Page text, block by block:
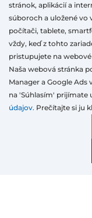
Trojskloje
konstrukce
tabule
zajišťují úsporu
Paket s
oken bez obav o
Čtyřsklo je
možným
pokryta
argonem nebo
Je třeba si
stránok, aplikácií a
súboroch a uložené vo
počítači, tablete,
vždy, keď z tohto
pristupujete na
Naša webová stránka
Manager a Google
na 'Súhlasím' prijímate
údajov. Prečítajte si ju